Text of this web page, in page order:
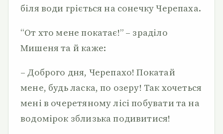
біля води гріється на сонечку Черепаха.
“От хто мене покатає!” – зраділо
Мишеня та й каже:
– Доброго дня, Черепахо! Покатай
мене, будь ласка, по озеру! Так хочеться
мені в очеретяному лісі побувати та на
водомірок зблизька подивитися!